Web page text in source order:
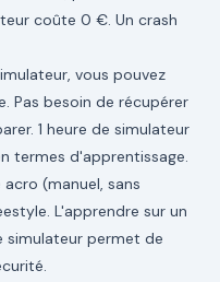
coûte 0 €. Un crash
vous pouvez
Pas besoin de récupérer
1 heure de simulateur
termes d'apprentissage.
acro (manuel, sans
L'apprendre sur un
simulateur permet de